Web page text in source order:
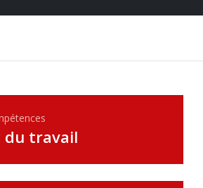
du travail